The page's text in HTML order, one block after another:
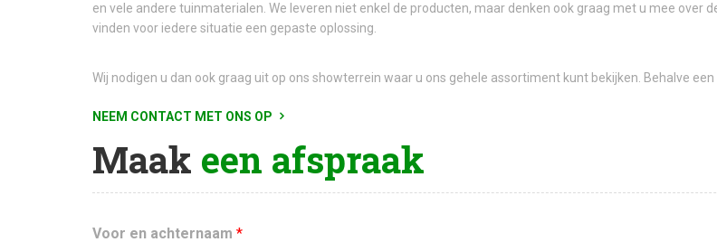
en vele andere tuinmaterialen. We leveren niet enkel de producten, maar denken ook graag met u mee over
vinden voor iedere situatie een gepaste oplossing.
Wij nodigen u dan ook graag uit op ons showterrein waar u ons gehele assortiment kunt bekijken. Behalve
NEEM CONTACT MET ONS OP
Maak een afspraak
Voor en achternaam *